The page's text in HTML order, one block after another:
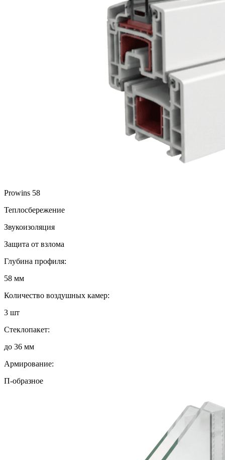
Prowins 58
Теплосбережение
Звукоизоляция
Защита от взлома
Глубина профиля:
58 мм
Количество воздушных камер:
3 шт
Стеклопакет:
до 36 мм
Армирование:
П-образное